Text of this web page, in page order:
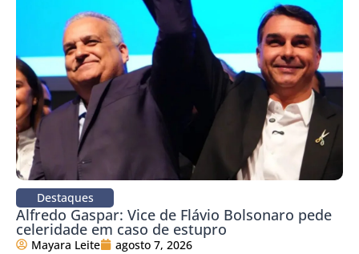
Destaques
Alfredo Gaspar: Vice de Flávio Bolsonaro pede
celeridade em caso de estupro
Mayara Leite agosto 7, 2026